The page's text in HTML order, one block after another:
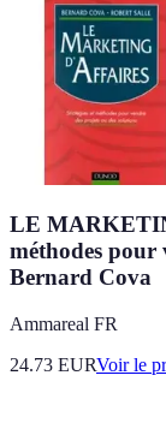
LE
méthodes pour
Bernard Cova
Ammareal FR
24.73 EURVoir le